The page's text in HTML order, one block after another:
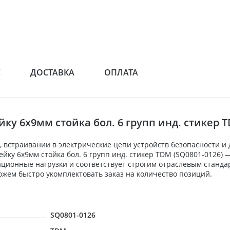
ДОСТАВКА ОПЛАТА
6x9мм стойка бол. 6 групп инд. стикер
в электрические цепи устройств
6x9мм стойка бол. 6 групп инд. стикер TDM (SQ0801-
нагрузки и соответствует строгим отраслевым
быстро укомплектовать заказ на количество позиций.
SQ0801-0126